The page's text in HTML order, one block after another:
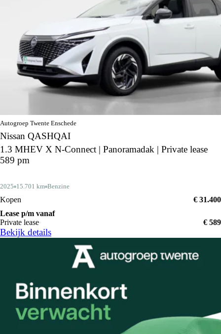
Autogroep Twente Enschede
Nissan QASHQAI
1.3 MHEV X N-Connect | Panoramadak | Private lease
589 pm
2025 15.701 km Benzine
Kopen
€ 31.400
Lease p/m vanaf
Private lease
€ 589
Bekijk details